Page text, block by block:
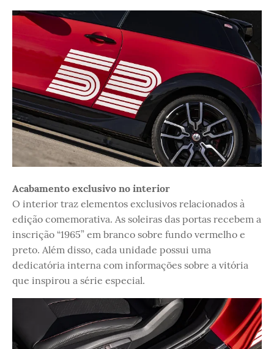
Acabamento exclusivo no interior
O interior traz elementos exclusivos relacionados à
edição comemorativa. As soleiras das portas recebem a
inscrição “1965” em branco sobre fundo vermelho e
preto. Além disso, cada unidade possui uma
dedicatória interna com informações sobre a vitória
que inspirou a série especial.